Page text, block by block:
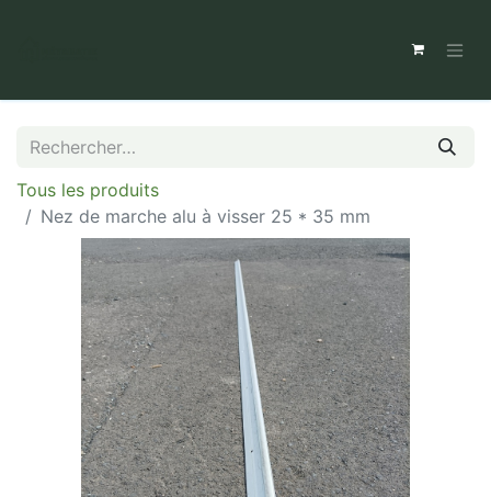
Tous les produits
Nez de marche alu à visser 25 * 35 mm